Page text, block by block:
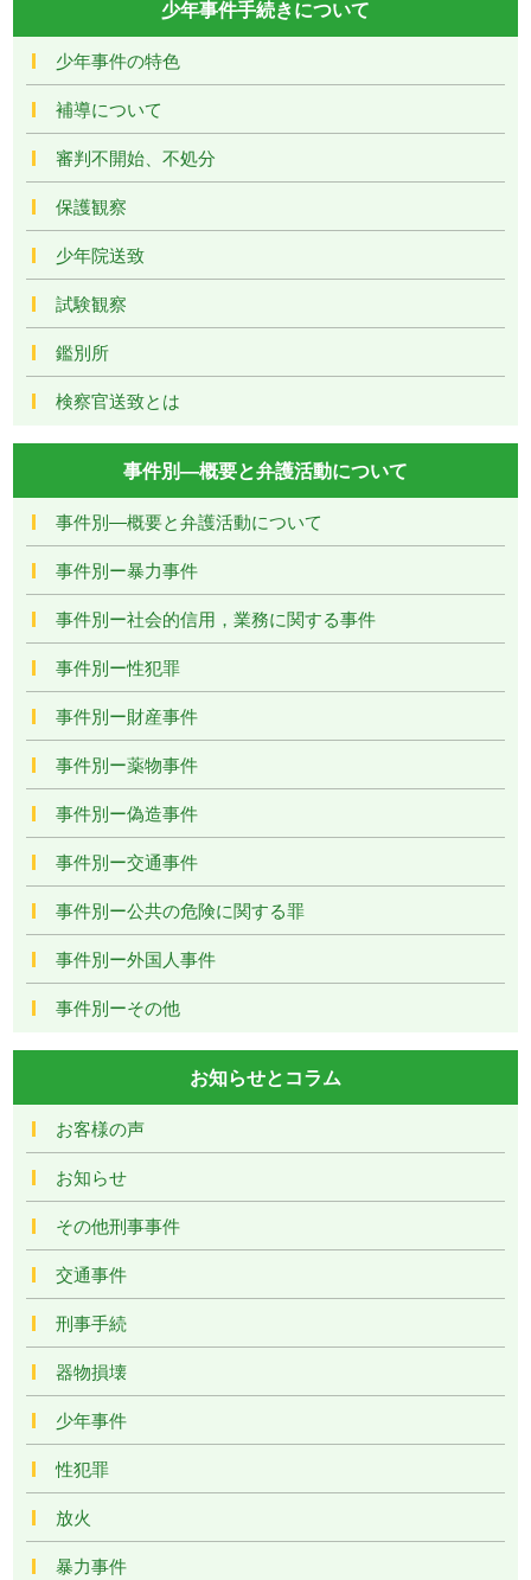
少年事件手続きについて
少年事件の特色
補導について
審判不開始、不処分
保護観察
少年院送致
試験観察
鑑別所
検察官送致とは
事件別―概要と弁護活動について
事件別―概要と弁護活動について
事件別ー暴力事件
事件別ー社会的信用，業務に関する事件
事件別ー性犯罪
事件別ー財産事件
事件別ー薬物事件
事件別ー偽造事件
事件別ー交通事件
事件別ー公共の危険に関する罪
事件別ー外国人事件
事件別ーその他
お知らせとコラム
お客様の声
お知らせ
その他刑事事件
交通事件
刑事手続
器物損壊
少年事件
性犯罪
放火
暴力事件